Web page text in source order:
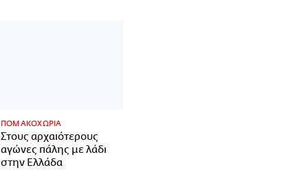
ΠΟΜΑΚΟΧΩΡΙΑ
Στους αρχαιότερους
αγώνες πάλης με λάδι
στην Ελλάδα